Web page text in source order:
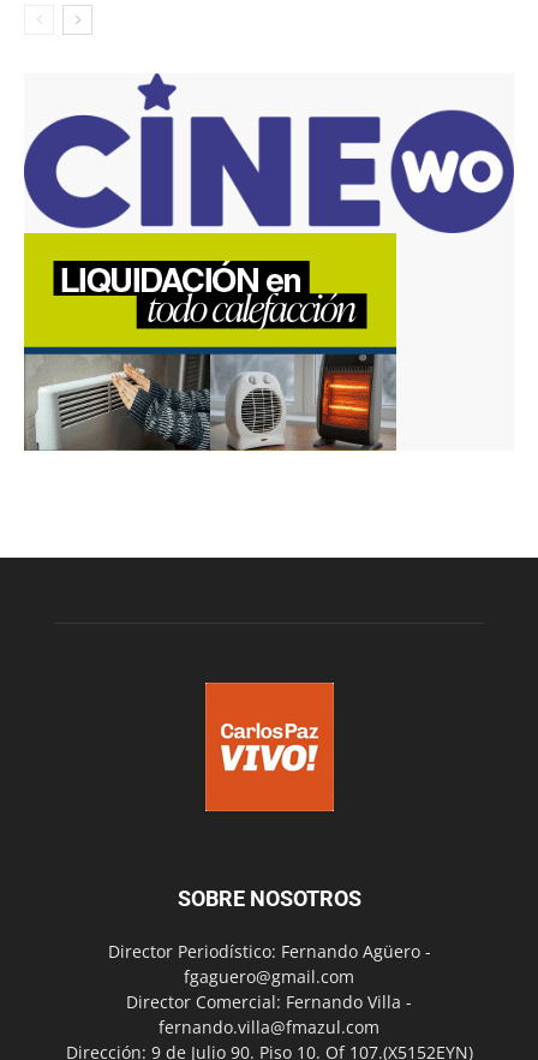
SOBRE NOSOTROS
Director Periodístico: Fernando Agüero -
fgaguero@gmail.com
Director Comercial: Fernando Villa -
fernando.villa@fmazul.com
Dirección: 9 de Julio 90. Piso 10. Of 107.(X5152EYN)